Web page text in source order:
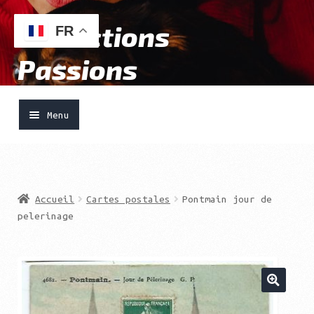
Aller
à
la
navigation
Aller
au
contenu
Collections
Passions
Menu
Vendre
Boutique
Accueil Cartes postales
Pontmain jour de
pelerinage
FR